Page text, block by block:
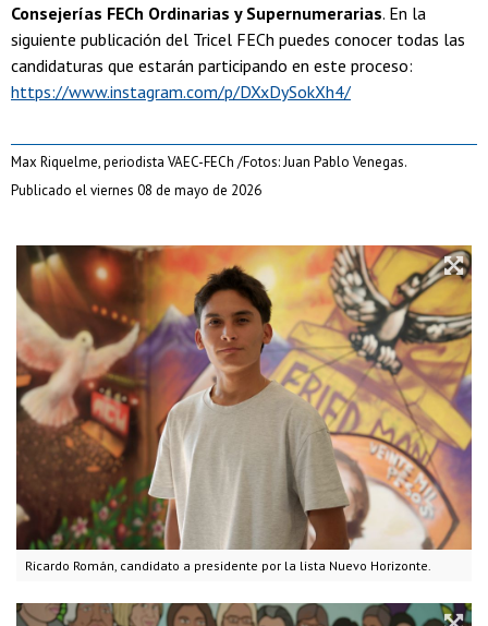
Ricardo Román, candidato a presidente por la lista Nuevo Horizonte.
Consejerías FECh Ordinarias y Supernumerarias. En la
siguiente publicación del Tricel FECh puedes conocer todas las
candidaturas que estarán participando en este proceso:
https://www.instagram.com/p/DXxDySokXh4/
Max Riquelme, periodista VAEC-FECh /Fotos: Juan Pablo Venegas.
Publicado el viernes 08 de mayo de 2026